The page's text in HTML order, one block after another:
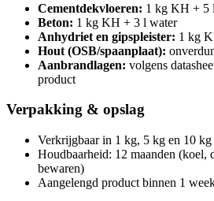
Cementdekvloeren: 1 kg KH + 5
Beton: 1 kg KH + 3 l water
Anhydriet en gipspleister: 1 kg
Hout (OSB/spaanplaat):
Aanbrandlagen: volgens
product
Verpakking & opslag
Verkrijgbaar in 1 kg, 5 kg en 10
Houdbaarheid: 12 maanden (koel,
bewaren)
Aangelengd product binnen 1